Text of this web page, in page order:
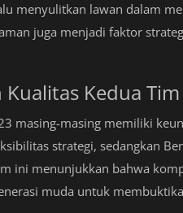
menyulitkan lawan dalam
juga menjadi faktor
Kedua Tim
masing-masing memiliki
strategi, sedangkan
ini menunjukkan bahwa
muda untuk